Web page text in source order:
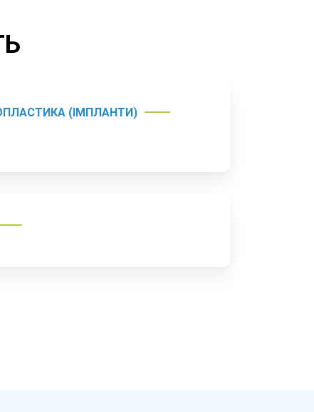
(ІМПЛАНТИ)